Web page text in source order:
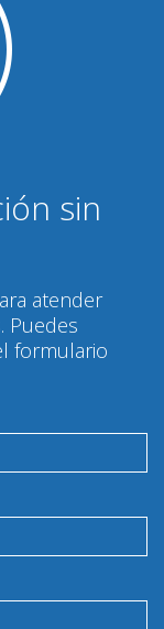
sin
atender
Puedes
formulario